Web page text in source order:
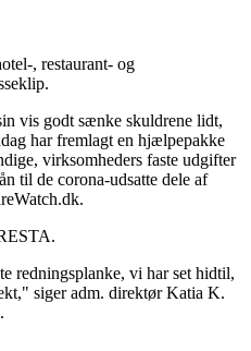
, restaurant- og
vis godt sænke skuldrene lidt,
har fremlagt en hjælpepakke
virksomheders faste udgifter
til de corona-udsatte dele af
redningsplanke, vi har set hidtil,
siger adm. direktør Katia K.